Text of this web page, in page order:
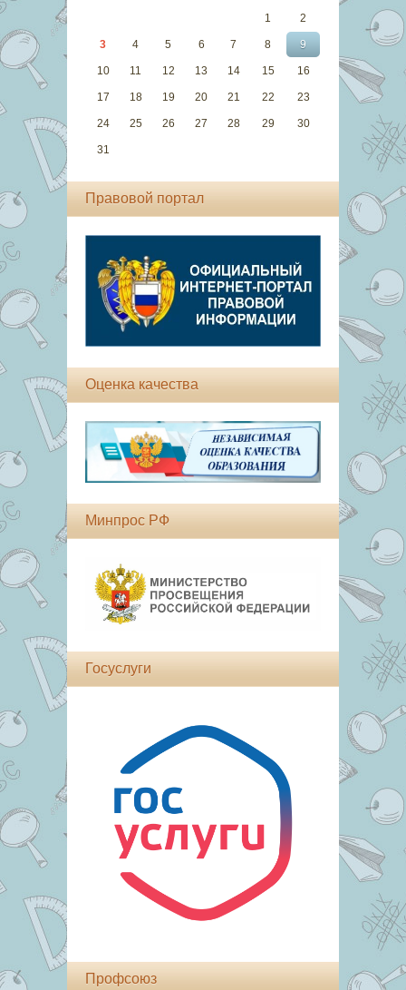
1 2
3 4 5 6 7 8 9
10 11 12 13 14 15 16
17 18 19 20 21 22 23
24 25 26 27 28 29 30
31
Правовой портал
Оценка качества
Минпрос РФ
Госуслуги
Профсоюз